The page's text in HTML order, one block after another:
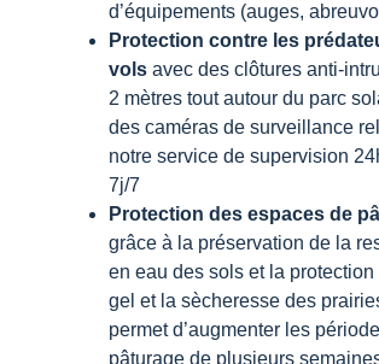
d’équipements (auges,
Protection contre les
vols avec des clôtures anti-
2 mètres tout autour du parc
des caméras de surveillance
notre service de supervision
7j/7
Protection des espaces de
grâce à la préservation de la
en eau des sols et la protection
gel et la sècheresse des
permet d’augmenter les
pâturage de plusieurs